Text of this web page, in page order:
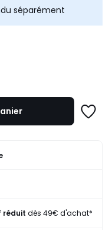
séparément
réduit dès 49€ d'achat*